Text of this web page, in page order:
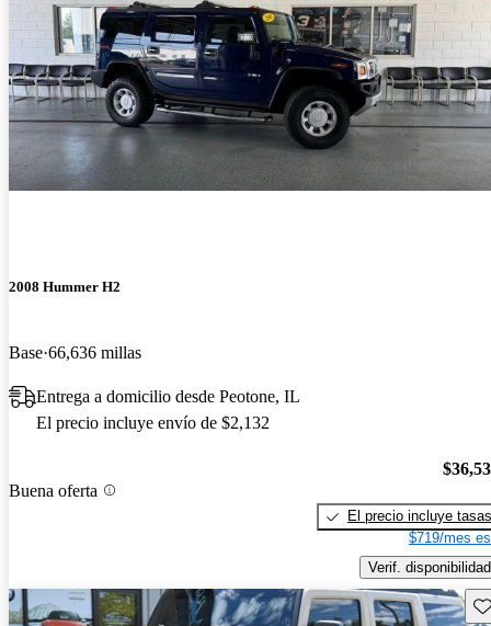
2008 Hummer H2
Base 66,636 millas
Entrega a domicilio desde Peotone, IL
El precio incluye envío de $2,132
Buena oferta
El precio incluye tasas
$719/mes
Verif. disponibilidad